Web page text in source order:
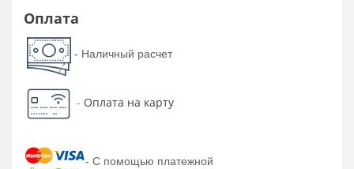
Оплата
- Наличный расчет
- Оплата на карту
- С помощью платежной